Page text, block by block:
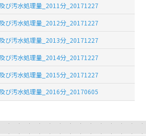
び汚水処理量_2011分_20171227
び汚水処理量_2012分_20171227
び汚水処理量_2013分_20171227
び汚水処理量_2014分_20171227
び汚水処理量_2015分_20171227
び汚水処理量_2016分_20170605